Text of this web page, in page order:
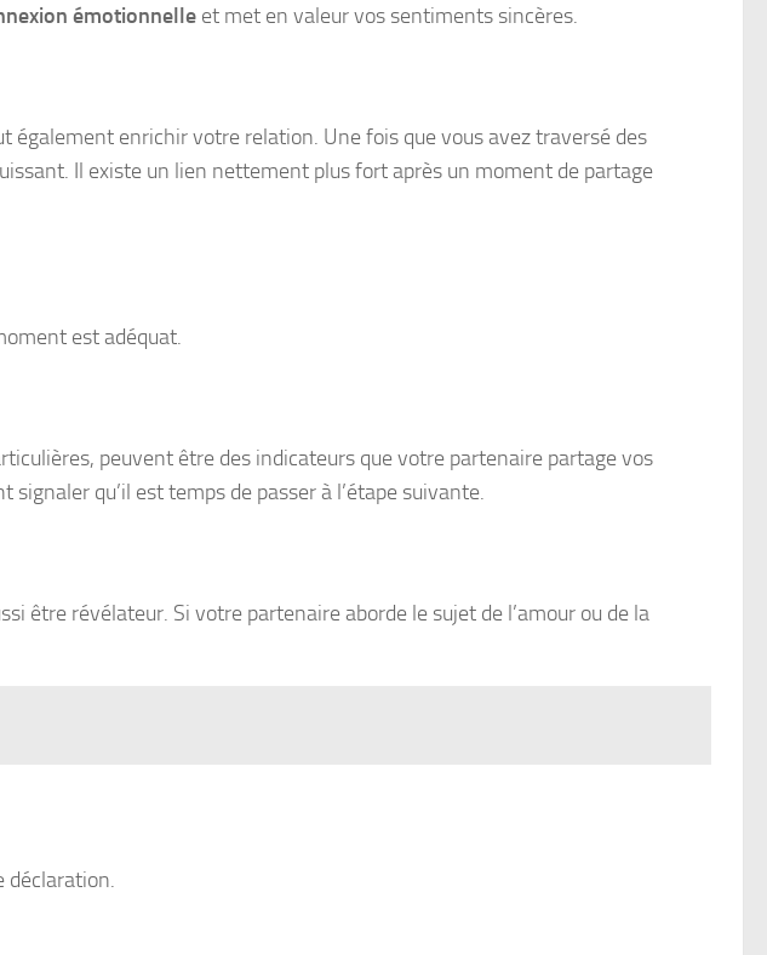
émotionnelle et met en valeur vos sentiments sincères.
également enrichir votre relation. Une fois que vous avez traversé des
Il existe un lien nettement plus fort après un moment de partage
est adéquat.
peuvent être des indicateurs que votre partenaire partage vos
qu’il est temps de passer à l’étape suivante.
être révélateur. Si votre partenaire aborde le sujet de l’amour ou de la
déclaration.